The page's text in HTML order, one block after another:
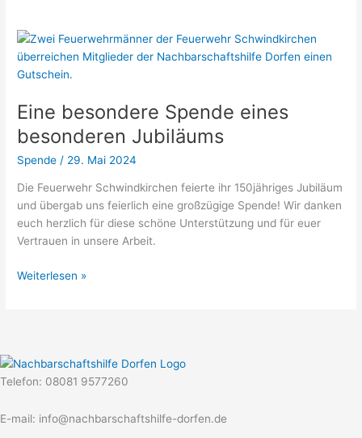
Eine besondere Spende eines
besonderen Jubiläums
Spende / 29. Mai 2024
Die Feuerwehr Schwindkirchen feierte ihr 150jähriges Jubiläum
und übergab uns feierlich eine großzügige Spende! Wir danken
euch herzlich für diese schöne Unterstützung und für euer
Vertrauen in unsere Arbeit.
Eine
besondere
Spende
besonderen
Jubiläums
Weiterlesen »
Telefon: 08081 9577260
E-mail: info@nachbarschaftshilfe-dorfen.de